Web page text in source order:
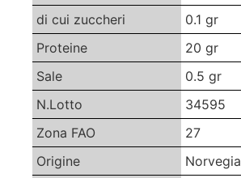
di cui zuccheri
0.1 gr
Proteine
20 gr
Sale
0.5 gr
N.Lotto
34595
Zona FAO
27
Origine
Norvegia